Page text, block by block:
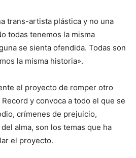
trans-artista plástica y no una
todas tenemos la misma
se sienta ofendida. Todas son
la misma historia».
el proyecto de romper otro
y convoca a todo el que se
crímenes de prejuicio,
alma, son los temas que ha
el proyecto.